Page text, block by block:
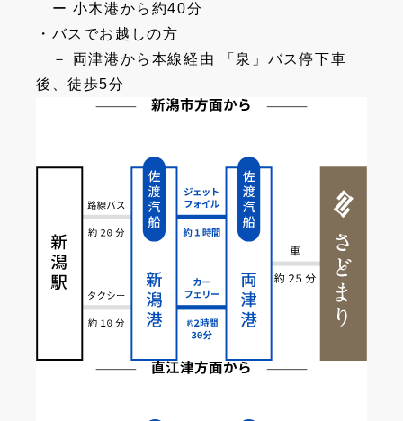
ー 小木港から約40分
・バスでお越しの方
－ 両津港から本線経由 「泉」バス停下車
後、徒歩5分